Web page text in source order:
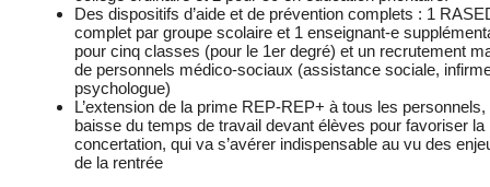
Des dispositifs d’aide et de prévention complets : 1
complet par groupe scolaire et 1 enseignant-e
pour cinq classes (pour le 1er degré) et un recrutement
de personnels médico-sociaux (assistance sociale,
psychologue)
L’extension de la prime REP-REP+ à tous les personnels,
baisse du temps de travail devant élèves pour favoriser la
concertation, qui va s’avérer indispensable au vu des
de la rentrée